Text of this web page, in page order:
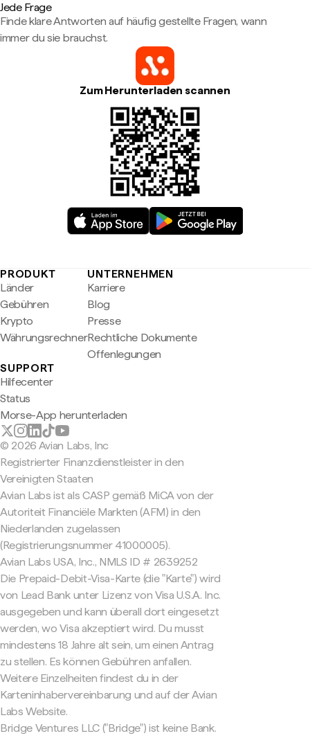
Jede Frage
Finde klare Antworten auf häufig gestellte Fragen, wann
immer du sie brauchst.
Zum Herunterladen scannen
PRODUKT
Länder
Gebühren
Krypto
Währungsrechner
UNTERNEHMEN
Karriere
Blog
Presse
Rechtliche Dokumente
Offenlegungen
SUPPORT
Hilfecenter
Status
Morse-App herunterladen
© 2026 Avian Labs, Inc
Registrierter Finanzdienstleister in den
Vereinigten Staaten
Avian Labs ist als CASP gemäß MiCA von der
Autoriteit Financiële Markten (AFM) in den
Niederlanden zugelassen
(Registrierungsnummer 41000005).
Avian Labs USA, Inc., NMLS ID # 2639252
Die Prepaid-Debit-Visa-Karte (die "Karte") wird
von Lead Bank unter Lizenz von Visa U.S.A. Inc.
ausgegeben und kann überall dort eingesetzt
werden, wo Visa akzeptiert wird. Du musst
mindestens 18 Jahre alt sein, um einen Antrag
zu stellen. Es können Gebühren anfallen.
Weitere Einzelheiten findest du in der
Karteninhabervereinbarung und auf der Avian
Labs Website.
Bridge Ventures LLC ("Bridge") ist keine Bank.